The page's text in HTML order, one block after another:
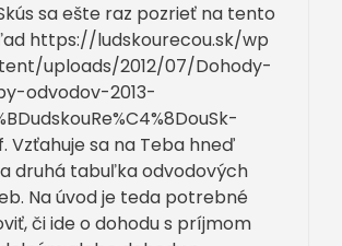
sa ešte raz pozrieť na tento
https://ludskourecou.sk/wp
uploads/2012/07/Dohody-
odvodov-2013-
Vzťahuje sa na Teba hneď
druhá tabuľka odvodových
Na úvod je teda potrebné
či ide o dohodu s príjmom